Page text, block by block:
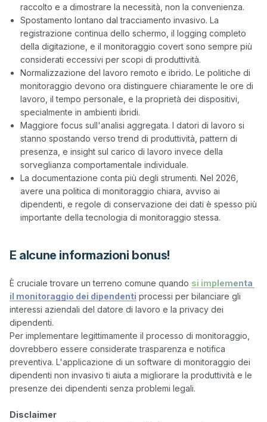
raccolto e a dimostrare la necessità, non la convenienza.
Spostamento lontano dal tracciamento invasivo. La
registrazione continua dello schermo, il logging completo
della digitazione, e il monitoraggio covert sono sempre più
considerati eccessivi per scopi di produttività.
Normalizzazione del lavoro remoto e ibrido. Le politiche di
monitoraggio devono ora distinguere chiaramente le ore di
lavoro, il tempo personale, e la proprietà dei dispositivi,
specialmente in ambienti ibridi.
Maggiore focus sull'analisi aggregata. I datori di lavoro si
stanno spostando verso trend di produttività, pattern di
presenza, e insight sul carico di lavoro invece della
sorveglianza comportamentale individuale.
La documentazione conta più degli strumenti. Nel 2026,
avere una politica di monitoraggio chiara, avviso ai
dipendenti, e regole di conservazione dei dati è spesso più
importante della tecnologia di monitoraggio stessa.
E alcune informazioni bonus!
È cruciale trovare un terreno comune quando si implementa
il monitoraggio dei dipendenti processi per bilanciare gli
interessi aziendali del datore di lavoro e la privacy dei
dipendenti.
Per implementare legittimamente il processo di monitoraggio,
dovrebbero essere considerate trasparenza e notifica
preventiva. L'applicazione di un software di monitoraggio dei
dipendenti non invasivo ti aiuta a migliorare la produttività e le
presenze dei dipendenti senza problemi legali.
Disclaimer